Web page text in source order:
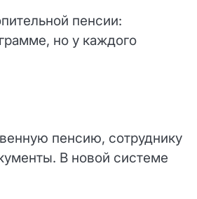
пенсии:
но у каждого
пенсию, сотруднику
В новой системе